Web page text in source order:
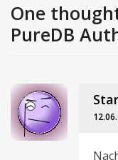
One
PureDB